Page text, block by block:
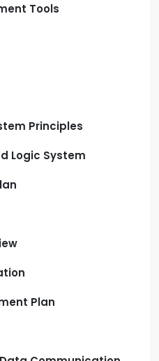
Tools
Principles
Logic System
Plan